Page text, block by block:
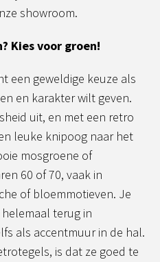
showroom.
Kies voor groen!
een geweldige keuze als
en karakter wilt geven.
uit, en met een retro
leuke knipoog naar het
mosgroene of
60 of 70, vaak in
of bloemmotieven. Je
terug in
als accentmuur in de hal.
is dat ze goed te